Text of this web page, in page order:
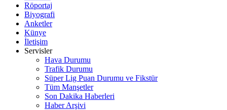
Röportaj
Biyografi
Anketler
Künye
İletişim
Servisler
Hava Durumu
Trafik Durumu
Süper Lig Puan Durumu ve Fikstür
Tüm Manşetler
Son Dakika Haberleri
Haber Arşivi